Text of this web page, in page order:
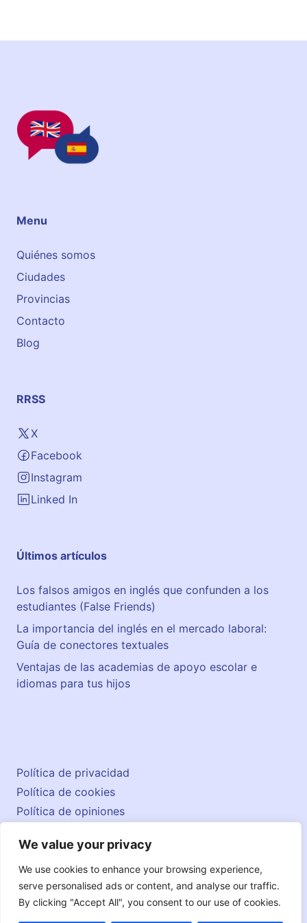
We value your privacy
We use cookies to enhance your browsing experience,
serve personalised ads or content, and analyse our traffic.
By clicking "Accept All", you consent to our use of cookies.
Menu
Quiénes somos
Ciudades
Provincias
Contacto
Blog
RRSS
X
Facebook
Instagram
Linked In
Últimos artículos
Los falsos amigos en inglés que confunden a los
estudiantes (False Friends)
La importancia del inglés en el mercado laboral:
Guía de conectores textuales
Ventajas de las academias de apoyo escolar e
idiomas para tus hijos
© 2026 englishatlas.es
Política de privacidad
Política de cookies
Política de opiniones
Contacto